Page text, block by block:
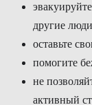
другие
оставьте
помогите
не
активный